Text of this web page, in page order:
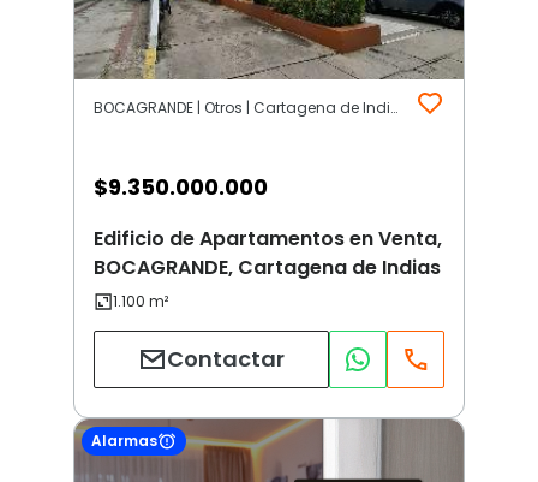
BOCAGRANDE | Otros | Cartagena de Indias
$9.350.000.000
Edificio de Apartamentos en Venta,
BOCAGRANDE, Cartagena de Indias
Contactar
Alarmas